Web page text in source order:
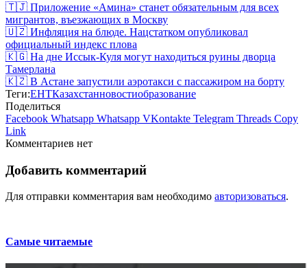
🇹🇯 Приложение «Амина» станет обязательным для всех
мигрантов, въезжающих в Москву
🇺🇿 Инфляция на блюде. Нацстатком опубликовал
официальный индекс плова
🇰🇬 На дне Иссык-Куля могут находиться руины дворца
Тамерлана
🇰🇿 В Астане запустили аэротакси с пассажиром на борту
Теги:ЕНТКазахстанновостиобразование
Поделиться
Facebook Whatsapp Whatsapp VKontakte Telegram Threads Copy
Link
Комментариев нет
Добавить комментарий
Для отправки комментария вам необходимо авторизоваться.
Самые читаемые